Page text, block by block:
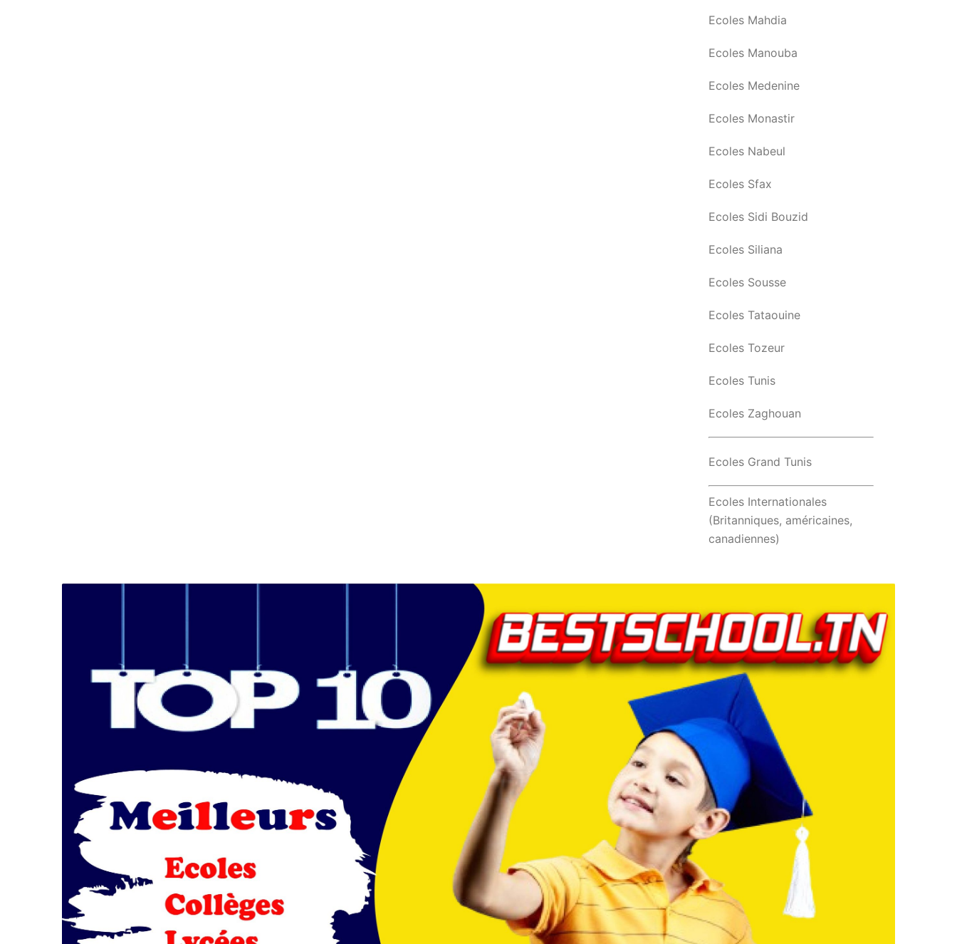
Ecoles Mahdia
Ecoles Manouba
Ecoles Medenine
Ecoles Monastir
Ecoles Nabeul
Ecoles Sfax
Ecoles Sidi Bouzid
Ecoles Siliana
Ecoles Sousse
Ecoles Tataouine
Ecoles Tozeur
Ecoles Tunis
Ecoles Zaghouan
Ecoles Grand Tunis
Ecoles Internationales
(Britanniques, américaines,
canadiennes)